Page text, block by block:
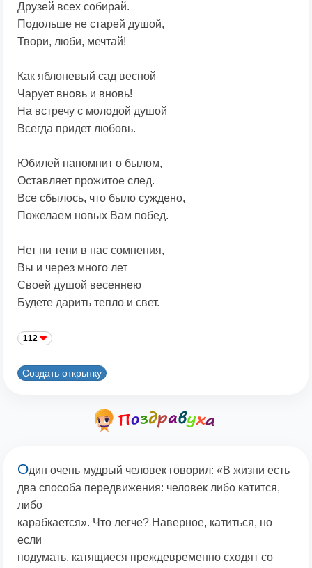
Друзей всех собирай.
Подольше не старей душой,
Твори, люби, мечтай!
Как яблоневый сад весной
Чарует вновь и вновь!
На встречу с молодой душой
Всегда придет любовь.
Юбилей напомнит о былом,
Оставляет прожитое след.
Все сбылось, что было суждено,
Пожелаем новых Вам побед.
Нет ни тени в нас сомнения,
Вы и через много лет
Своей душой весеннею
Будете дарить тепло и свет.
112
Создать открытку
Один очень мудрый человек говорил: «В жизни есть
два способа передвижения: человек либо катится,
либо
карабкается». Что легче? Наверное, катиться, но
если
подумать, катящиеся преждевременно сходят со